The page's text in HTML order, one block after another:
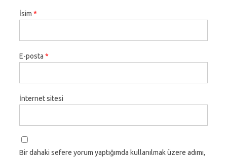
İsim *
E-posta *
İnternet sitesi
Bir dahaki sefere yorum yaptığımda kullanılmak üzere adımı,